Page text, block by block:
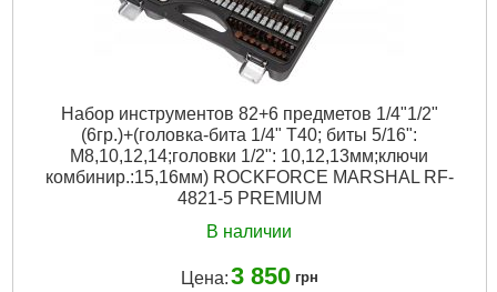
Набор инструментов 82+6 предметов 1/4"1/2"
(6гр.)+(головка-бита 1/4" T40; биты 5/16":
М8,10,12,14;головки 1/2": 10,12,13мм;ключи
комбинир.:15,16мм) ROCKFORCE MARSHAL RF-
4821-5 PREMIUM
В наличии
Цена:3 850 грн